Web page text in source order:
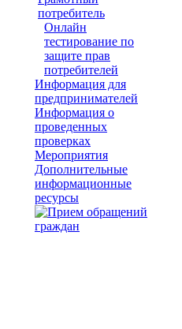
потребитель
Онлайн
тестирование по
защите прав
потребителей
Информация для
предпринимателей
Информация о
проведенных
проверках
Мероприятия
Дополнительные
информационные
ресурсы